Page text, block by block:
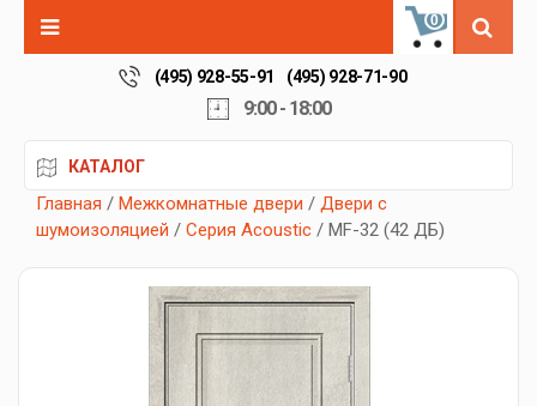
0
(495) 928-55-91 (495) 928-71-90
9:00 - 18:00
КАТАЛОГ
Главная / Межкомнатные двери / Двери с
шумоизоляцией / Серия Acoustic / MF-32 (42 ДБ)